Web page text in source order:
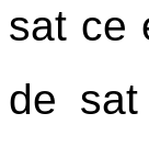
sat ce
de sat